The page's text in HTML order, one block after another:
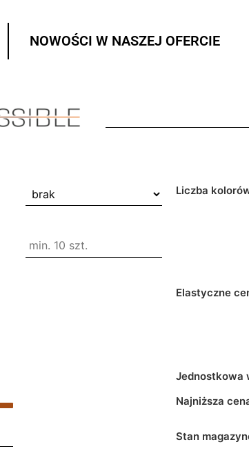
NOWOŚCI W NASZEJ OFERCIE
Liczba
Elastyczne
Jednostkowa
Najniższa
Stan